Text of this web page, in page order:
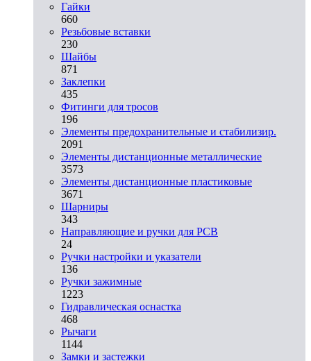
Гайки
660
Резьбовые вставки
230
Шайбы
871
Заклепки
435
Фитинги для тросов
196
Элементы предохранительные и стабилизир.
2091
Элементы дистанционные металлические
3573
Элементы дистанционные пластиковые
3671
Шарниры
343
Направляющие и ручки для PCB
24
Ручки настройки и указатели
136
Ручки зажимные
1223
Гидравлическая оснастка
468
Рычаги
1144
Замки и застежки